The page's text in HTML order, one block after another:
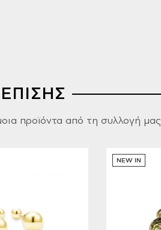
προϊόντα από τη συλλογή μας
NEW IN